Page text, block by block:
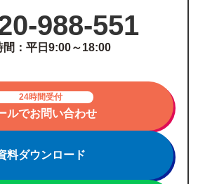
988-551
間：平日9:00～18:00
24時間受付
ルでお問い合わせ
料ダウンロード